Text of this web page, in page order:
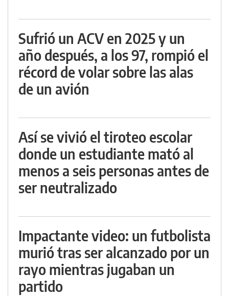
Sufrió un ACV en 2025 y un
año después, a los 97, rompió el
récord de volar sobre las alas
de un avión
Así se vivió el tiroteo escolar
donde un estudiante mató al
menos a seis personas antes de
ser neutralizado
Impactante video: un futbolista
murió tras ser alcanzado por un
rayo mientras jugaban un
partido